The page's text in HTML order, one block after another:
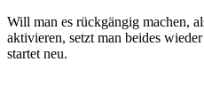
Will man es rückgängig machen,
aktivieren, setzt man beides
startet neu.